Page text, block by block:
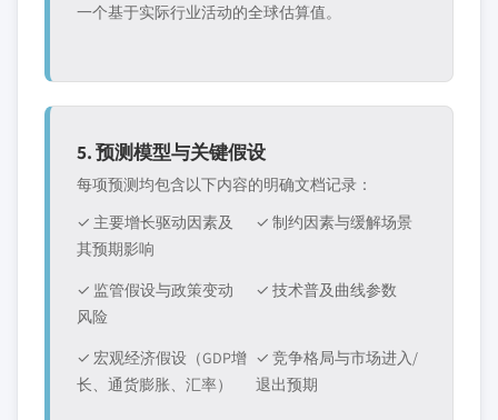
一个基于实际行业活动的全球估算值。
5. 预测模型与关键假设
每项预测均包含以下内容的明确文档记录：
✓ 主要增长驱动因素及
其预期影响
✓ 制约因素与缓解场景
✓ 监管假设与政策变动
风险
✓ 技术普及曲线参数
✓ 宏观经济假设（GDP增
长、通货膨胀、汇率）
✓ 竞争格局与市场进入/
退出预期